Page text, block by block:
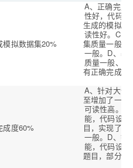
拟数据集20%
A、正确完成
性好，代码
生成的模拟数
读性好。C、
集质量一般、
一般。D、基
质量一般、
有正确完成数
成度60%
A、针对大作
至增加了一些
可读性高。B
能，代码设
目，实现了所
一般。D、针
能，代码设
题目，部分实